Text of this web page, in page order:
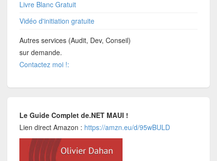
Livre Blanc Gratuit
Vidéo d'initiation gratuite
Autres services (Audit, Dev, Conseil)
sur demande.
Contactez moi !:
Le Guide Complet de.NET MAUI !
Lien direct Amazon : https://amzn.eu/d/95wBULD